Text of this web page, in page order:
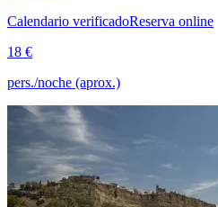
Calendario verificadoReserva online
18 €
pers./noche (aprox.)